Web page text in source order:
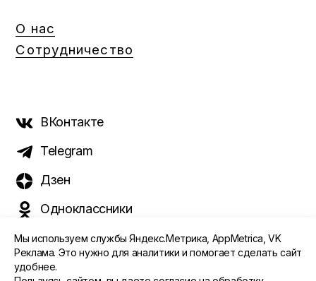
О нас
Сотрудничество
ВКонтакте
Telegram
Дзен
Одноклассники
©️ 2015 - 2026 Интернет-журнал «Морс». Все права
Мы используем службы Яндекс.Метрика, AppMetrica, VK
Реклама. Это нужно для аналитики и помогает сделать сайт
удобнее.